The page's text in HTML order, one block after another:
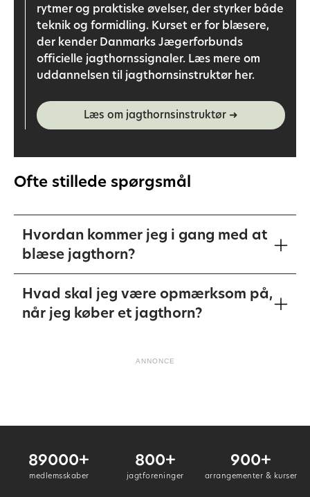
rytmer og praktiske øvelser, der styrker både
teknik og formidling. Kurset er for blæsere,
der kender Danmarks Jægerforbunds
officielle jagthornssignaler. Læs mere om
uddannelsen til jagthornsinstruktør her.
Læs om jagthornsinstruktør ➜
Ofte stillede spørgsmål
Hvordan kommer jeg i gang med at
blæse jagthorn?
Hvad skal jeg være opmærksom på,
når jeg køber et jagthorn?
ANNONCE
89000+
medlemsskaber
800+
jagtforeninger
900+
arrangementer & kurser